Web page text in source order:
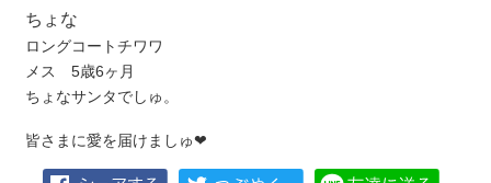
ちょな
ロングコートチワワ
メス 5歳6ヶ月
ちょなサンタでしゅ。
皆さまに愛を届けましゅ❤︎